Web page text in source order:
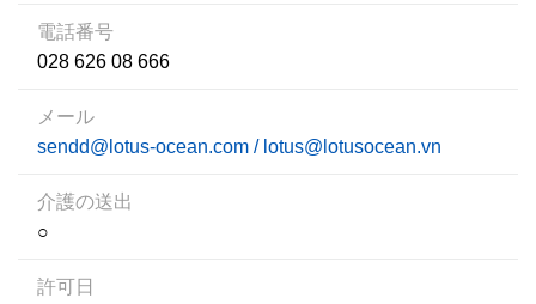
電話番号
028 626 08 666
メール
sendd@lotus-ocean.com / lotus@lotusocean.vn
介護の送出
○
許可日